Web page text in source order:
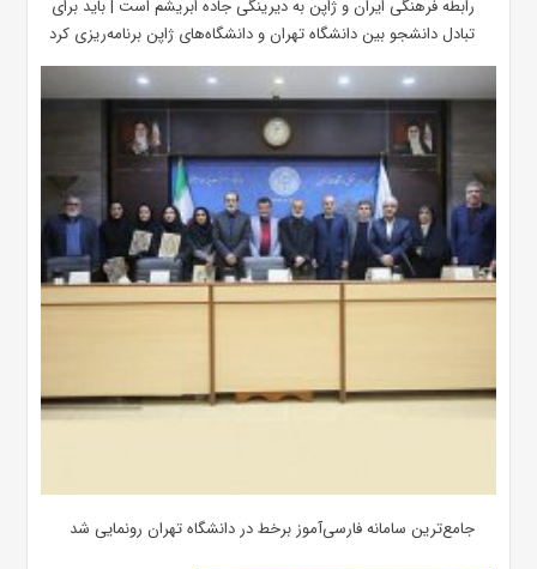
رابطه فرهنگی ایران و ژاپن به دیرینگی جاده ابریشم است | باید برای
تبادل دانشجو بین دانشگاه تهران و دانشگاه‌های ژاپن برنامه‌ریزی کرد
جامع‌ترین سامانه فارسی‌آموز برخط در دانشگاه تهران رونمایی شد